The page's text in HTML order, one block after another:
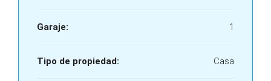
Garaje: 1
Tipo de propiedad: Casa